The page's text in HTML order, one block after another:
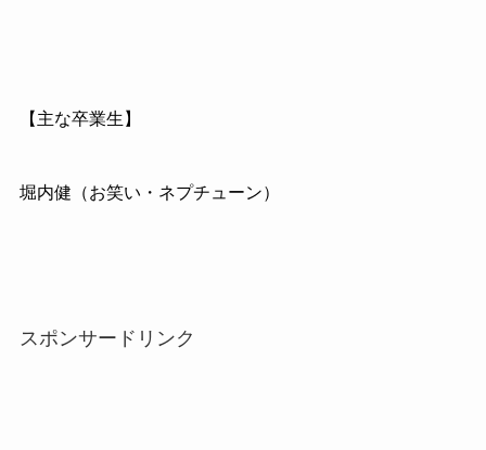
【主な卒業生】
堀内健（お笑い・ネプチューン）
スポンサードリンク